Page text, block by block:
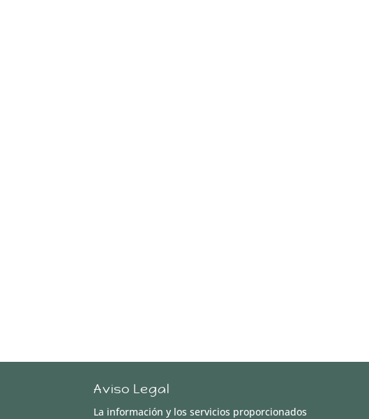
Aviso Legal
La información y los servicios proporcionados